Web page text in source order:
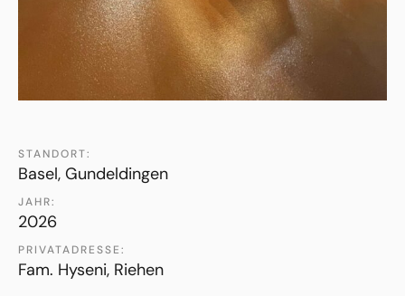
STANDORT:
Basel, Gundeldingen
JAHR:
2026
PRIVATADRESSE:
Fam. Hyseni, Riehen